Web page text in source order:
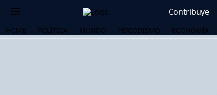
Contribuye
HOME POLÍTICA MUNDO PERIODISMO ECONOMÍA